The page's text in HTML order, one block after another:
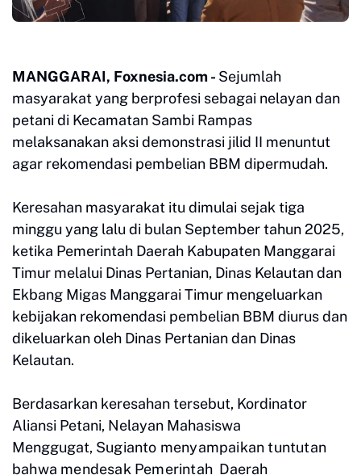
MANGGARAI, Foxnesia.com - Sejumlah
masyarakat yang berprofesi sebagai nelayan dan
petani di Kecamatan Sambi Rampas
melaksanakan aksi demonstrasi jilid II menuntut
agar rekomendasi pembelian BBM dipermudah.
Keresahan masyarakat itu dimulai sejak tiga
minggu yang lalu di bulan September tahun 2025,
ketika Pemerintah Daerah Kabupaten Manggarai
Timur melalui Dinas Pertanian, Dinas Kelautan dan
Ekbang Migas Manggarai Timur mengeluarkan
kebijakan rekomendasi pembelian BBM diurus dan
dikeluarkan oleh Dinas Pertanian dan Dinas
Kelautan.
Berdasarkan keresahan tersebut, Kordinator
Aliansi Petani, Nelayan Mahasiswa
Menggugat, Sugianto menyampaikan tuntutan
bahwa mendesak Pemerintah Daerah